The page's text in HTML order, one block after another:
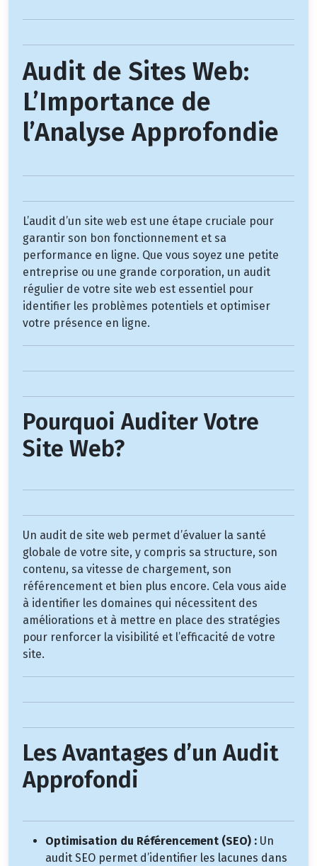
Audit de Sites Web:
L’Importance de
l’Analyse Approfondie
L’audit d’un site web est une étape cruciale pour
garantir son bon fonctionnement et sa
performance en ligne. Que vous soyez une petite
entreprise ou une grande corporation, un audit
régulier de votre site web est essentiel pour
identifier les problèmes potentiels et optimiser
votre présence en ligne.
Pourquoi Auditer Votre
Site Web?
Un audit de site web permet d’évaluer la santé
globale de votre site, y compris sa structure, son
contenu, sa vitesse de chargement, son
référencement et bien plus encore. Cela vous aide
à identifier les domaines qui nécessitent des
améliorations et à mettre en place des stratégies
pour renforcer la visibilité et l’efficacité de votre
site.
Les Avantages d’un Audit
Approfondi
Optimisation du Référencement (SEO) : Un
audit SEO permet d’identifier les lacunes dans